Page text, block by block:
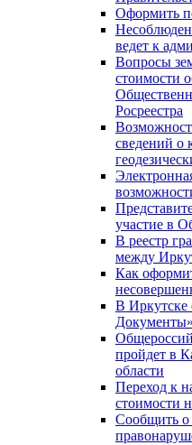
Оформить
ведет к
Вопросы
стоимости
Росреестра
сведений о
участие в
В реестр
между
Как
В
Документы»
пройдет в
области
Переход к
стоимости
Сообщить